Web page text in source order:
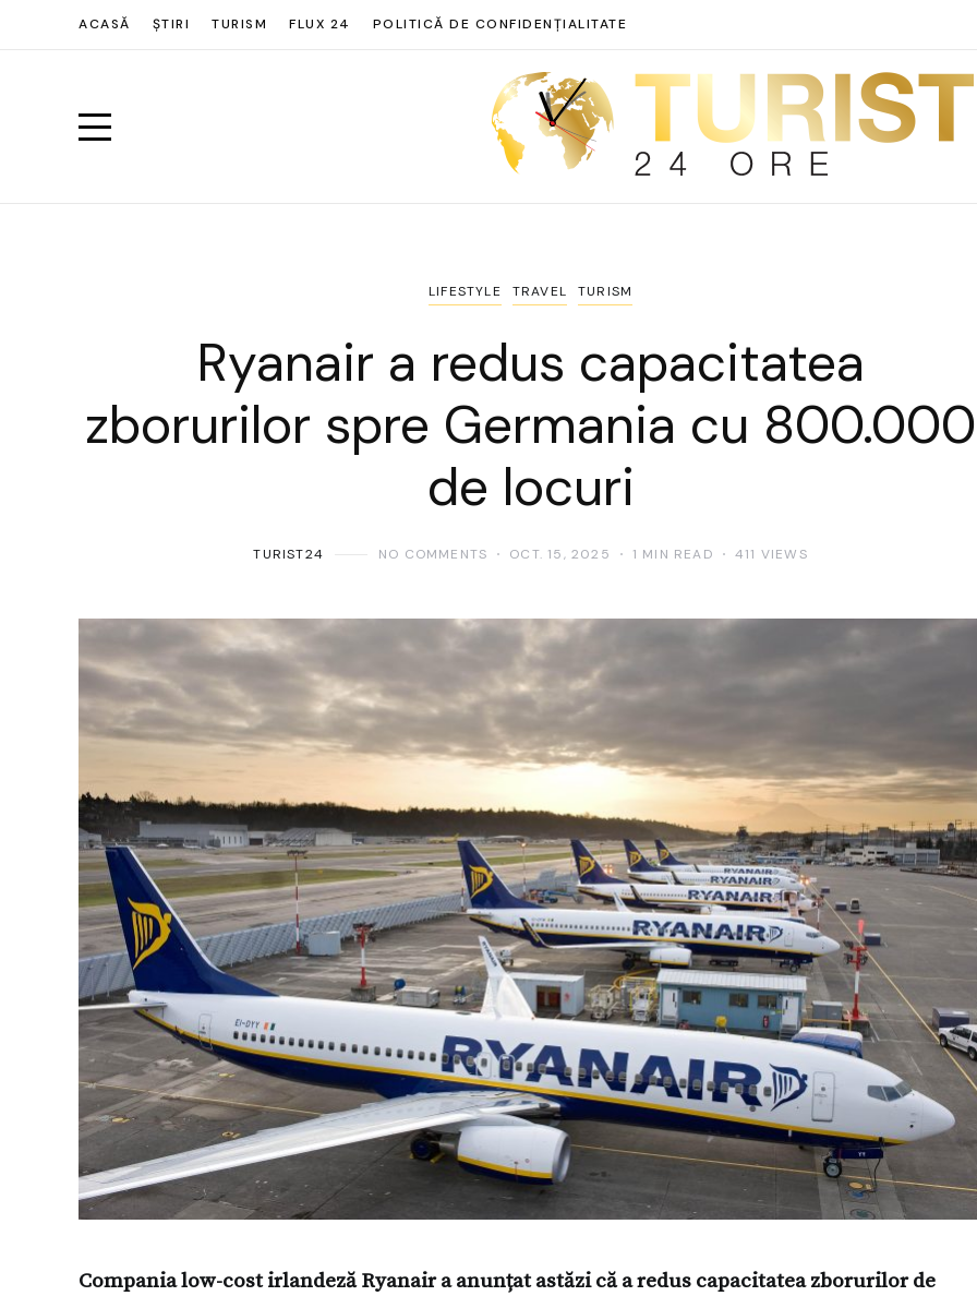
ACASĂ ȘTIRI TURISM FLUX 24 POLITICĂ DE CONFIDENȚIALITATE
LIFESTYLE TRAVEL TURISM
Ryanair a redus capacitatea
zborurilor spre Germania cu 800.000
de locuri
TURIST24 NO COMMENTS OCT. 15, 2025 1 MIN READ 411 VIEWS
Compania low-cost irlandeză Ryanair a anunțat astăzi că a redus capacitatea zborurilor de